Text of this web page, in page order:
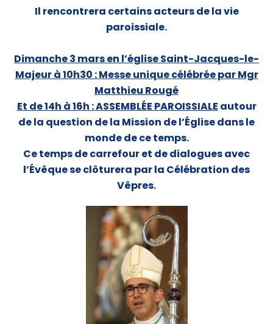
Il rencontrera certains acteurs de la vie
paroissiale.
Dimanche 3 mars en l’église Saint-Jacques-le-
Majeur à10h30 : Messe unique célébrée par Mgr
Matthieu Rougé
Et de 14h à 16h :ASSEMBLÉE PAROISSIALE autour
de la question de la Mission de l’Église dans le
monde de ce temps.
Ce temps de carrefour et de dialogues avec
l’Évêque se clôturera par la Célébration des
Vêpres.